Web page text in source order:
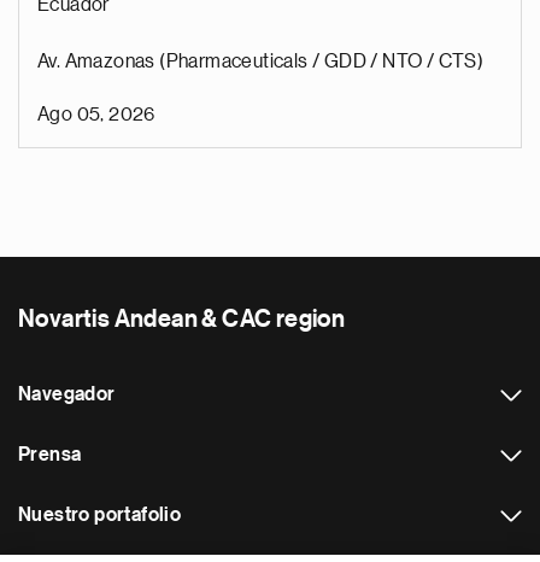
Ecuador
Av. Amazonas (Pharmaceuticals / GDD / NTO / CTS)
Ago 05, 2026
Novartis Andean & CAC region
Navegador
Prensa
Nuestro portafolio